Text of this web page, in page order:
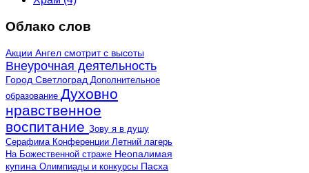
Облако слов
Акции Ангел смотрит с высоты
Внеурочная деятельность
Город Светлоград Дополнительное
образование Духовно
нравственное
воспитание Зову я в душу
Серафима Конференции Летний лагерь
На Божественной страже Неопалимая
купина Олимпиады и конкурсы Пасха